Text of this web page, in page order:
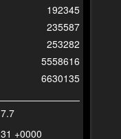
192345
235587
253282
5558616
6630135
+0000